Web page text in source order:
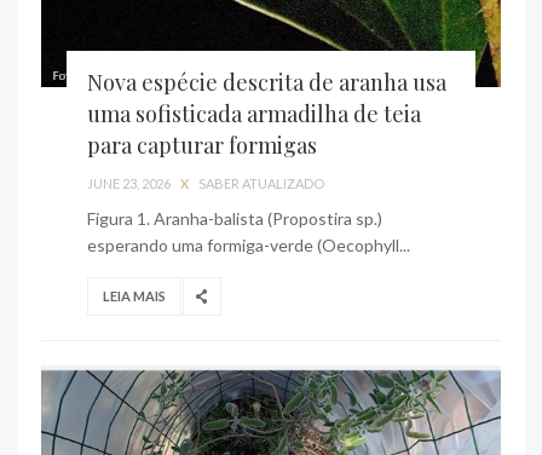
Nova espécie descrita de aranha usa
uma sofisticada armadilha de teia
para capturar formigas
JUNE 23, 2026 X SABER ATUALIZADO
Figura 1. Aranha-balista (Propostira sp.)
esperando uma formiga-verde (Oecophyll...
LEIA MAIS